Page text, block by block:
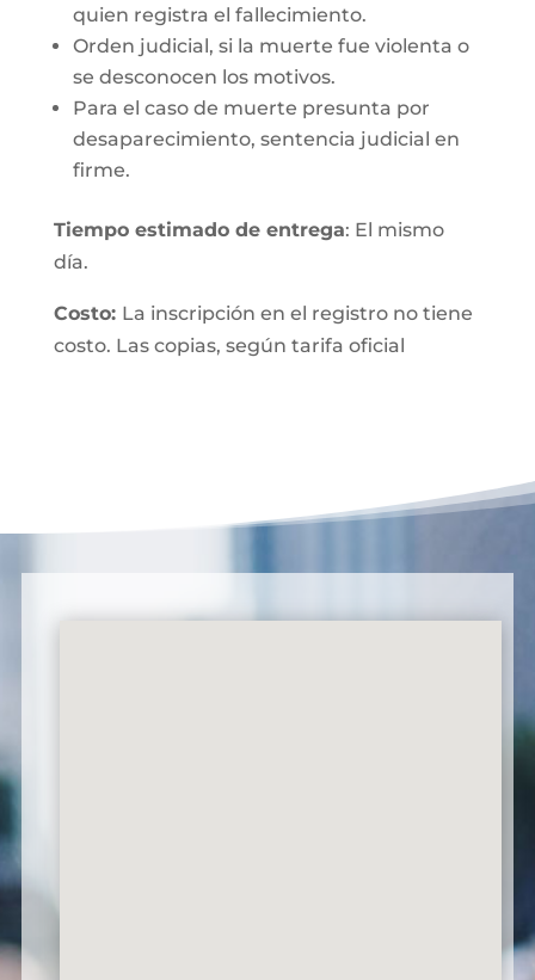
quien registra el fallecimiento.
Orden judicial, si la muerte fue violenta o
se desconocen los motivos.
Para el caso de muerte presunta por
desaparecimiento, sentencia judicial en
firme.
Tiempo estimado de entrega: El mismo
día.
Costo: La inscripción en el registro no tiene
costo. Las copias, según tarifa oficial